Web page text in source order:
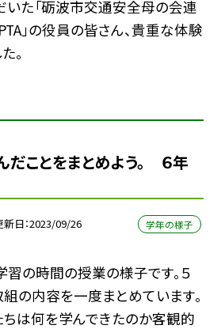
た「砺波市交通安全母の会連
」の役員の皆さん、貴重な体験
。
だことをまとめよう。 ６年
新日 2023/09/26 学年の様子
の時間の授業の様子です。５
の内容を一度まとめています。
は何を学んできたのか客観的